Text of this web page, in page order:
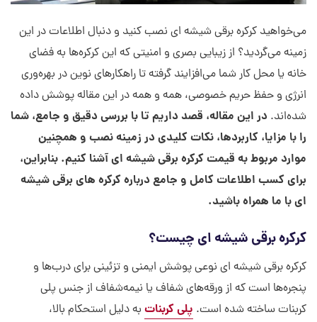
می‌خواهید کرکره برقی شیشه ای نصب کنید و دنبال اطلاعات در این
زمینه می‌گردید؟ از زیبایی بصری و امنیتی که این کرکره‌ها به فضای
خانه یا محل کار شما می‌افزایند گرفته تا راهکارهای نوین در بهره‌وری
انرژی و حفظ حریم خصوصی، همه و همه در این مقاله پوشش داده
شده‌اند. در این مقاله، قصد داریم تا با بررسی دقیق و جامع، شما
را با مزایا، کاربردها، نکات کلیدی در زمینه نصب و همچنین
موارد مربوط به قیمت کرکره برقی شیشه ای آشنا کنیم. بنابراین،
برای کسب اطلاعات کامل و جامع درباره کرکره های برقی شیشه
ای با ما همراه باشید.
کرکره برقی شیشه ای چیست؟
کرکره برقی شیشه ای نوعی پوشش ایمنی و تزئینی برای درب‌ها و
پنجره‌ها است که از ورقه‌های شفاف یا نیمه‌شفاف از جنس پلی
کربنات ساخته شده است. پلی کربنات به دلیل استحکام بالا،